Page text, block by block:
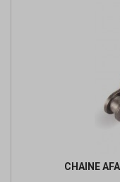
CHAINE